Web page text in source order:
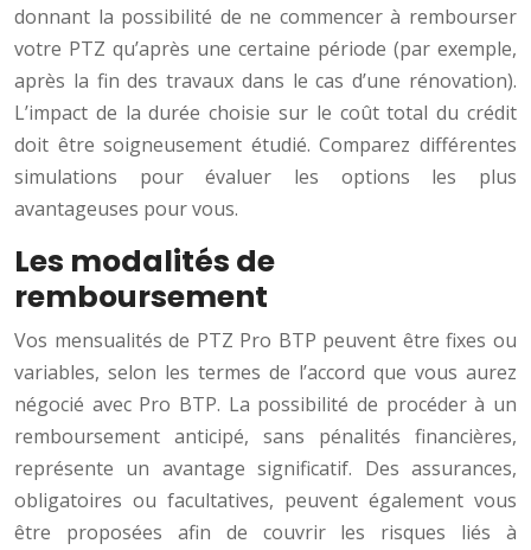
donnant la possibilité de ne commencer à rembourser
votre PTZ qu’après une certaine période (par exemple,
après la fin des travaux dans le cas d’une rénovation).
L’impact de la durée choisie sur le coût total du crédit
doit être soigneusement étudié. Comparez différentes
simulations pour évaluer les options les plus
avantageuses pour vous.
Les modalités de
remboursement
Vos mensualités de PTZ Pro BTP peuvent être fixes ou
variables, selon les termes de l’accord que vous aurez
négocié avec Pro BTP. La possibilité de procéder à un
remboursement anticipé, sans pénalités financières,
représente un avantage significatif. Des assurances,
obligatoires ou facultatives, peuvent également vous
être proposées afin de couvrir les risques liés à